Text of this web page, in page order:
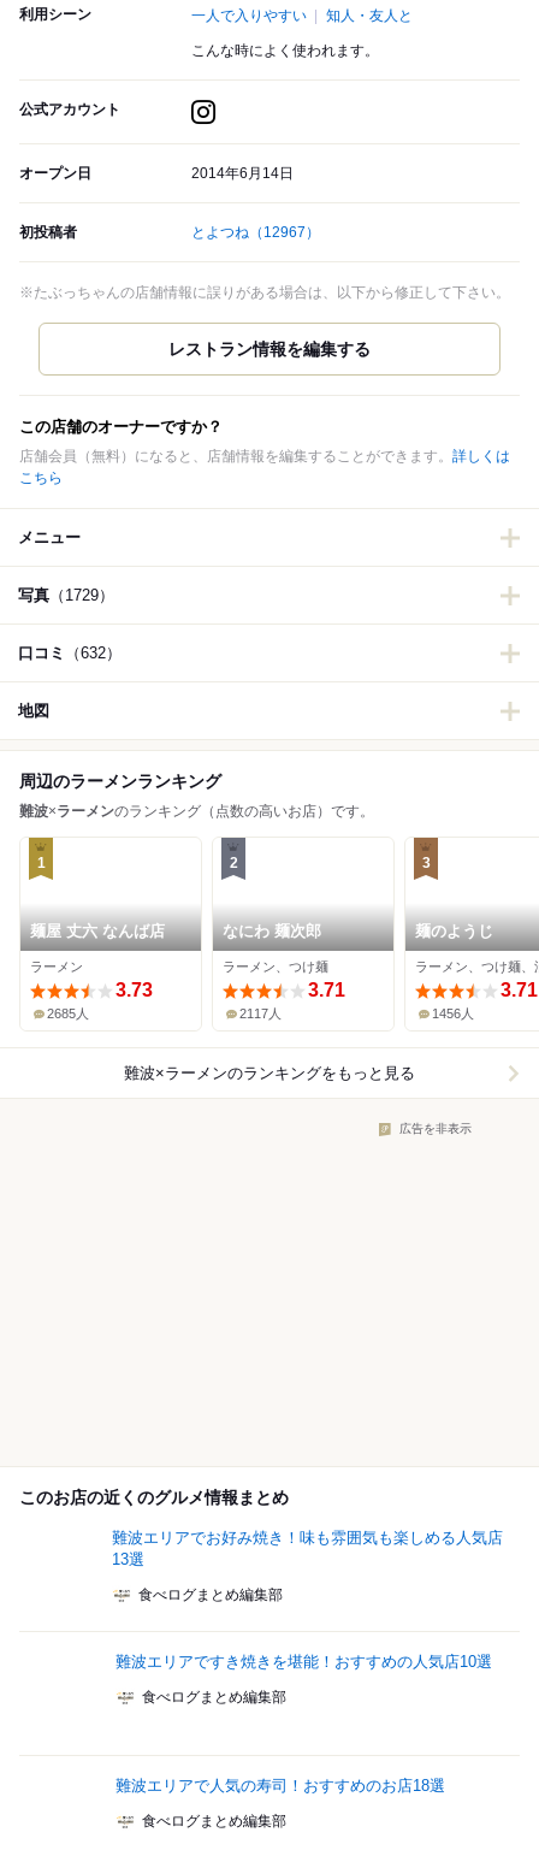
利用シーン 一人で入りやすい 知人・友人と
こんな時によく使われます。
公式アカウント
オープン日 2014年6月14日
初投稿者 とよつね （12967）
※たぶっちゃんの店舗情報に誤りがある場合は、以下から修正して下さい。
この店舗のオーナーですか？
店舗会員（無料）になると、店舗情報を編集することができます。 詳しくは
こちら
メニュー
写真 （1729）
口コミ （632）
地図
周辺のラーメンランキング
難波×ラーメンのランキング（点数の高いお店）です。
1
麺屋 丈六 なんば店
ラーメン
3.73
2685人
2
なにわ 麺次郎
ラーメン、つけ麺
3.71
2117人
3
麺のようじ
3.71
1456人
難波×ラーメンのランキングをもっと見る
広告を非表示
このお店の近くのグルメ情報まとめ
難波エリアでお好み焼き！味も雰囲気も楽しめる人気店
13選
食べログまとめ編集部
難波エリアですき焼きを堪能！おすすめの人気店10選
食べログまとめ編集部
難波エリアで人気の寿司！おすすめのお店18選
食べログまとめ編集部